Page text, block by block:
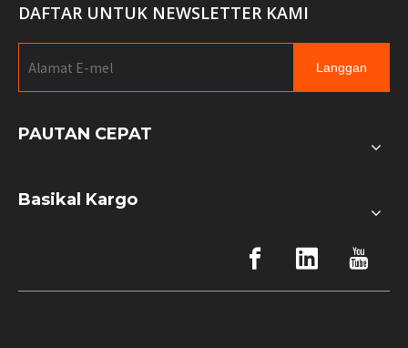
DAFTAR UNTUK NEWSLETTER KAMI
Langgan
PAUTAN CEPAT
Basikal Kargo